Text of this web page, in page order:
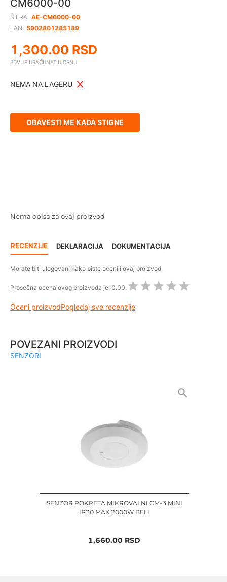
CM6000-00
ŠIFRA: AE-CM6000-00
EAN: 5902801285189
1,300.00 RSD
PDV JE URAČUNAT U CENU
NEMA NA LAGERU
OBAVESTI ME KADA STIGNE
Nema opisa za ovaj proizvod
RECENZIJE DEKLARACIJA DOKUMENTACIJA
Morate biti ulogovani kako biste ocenili ovaj proizvod.
Prosečna ocena ovog proizvoda je: 0.00.
Oceni proizvodPogledaj sve recenzije
POVEZANI PROIZVODI
SENZORI
SENZOR POKRETA MIKROVALNI CM-3 MINI
IP20 MAX 2000W BELI
1,660.00 RSD